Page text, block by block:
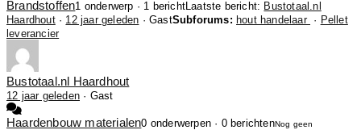
Brandstoffen1 onderwerp · 1 bericht Laatste bericht: Bustotaal.nl
Haardhout· 12 jaar geleden · GastSubforums: hout handelaar · Pellet
leverancier
Bustotaal.nl Haardhout
12 jaar geleden · Gast
Haardenbouw materialen0 onderwerpen · 0 berichtenNog geen